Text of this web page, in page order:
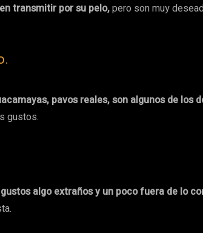
transmitir por su pelo,pero son muy
pavos reales, son algunos de los
gustos.
algo extraños y un poco fuera de lo